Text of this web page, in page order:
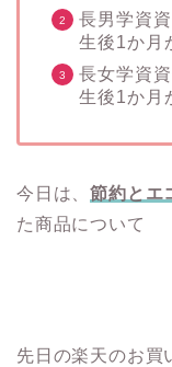
長男学資
生後1か月
長女学資
生後1か月
今日は、節約とエ
た商品について
先日の楽天のお買